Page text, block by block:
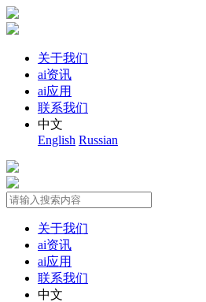
关于我们
ai资讯
ai应用
联系我们
中文
English Russian
关于我们
ai资讯
ai应用
联系我们
中文